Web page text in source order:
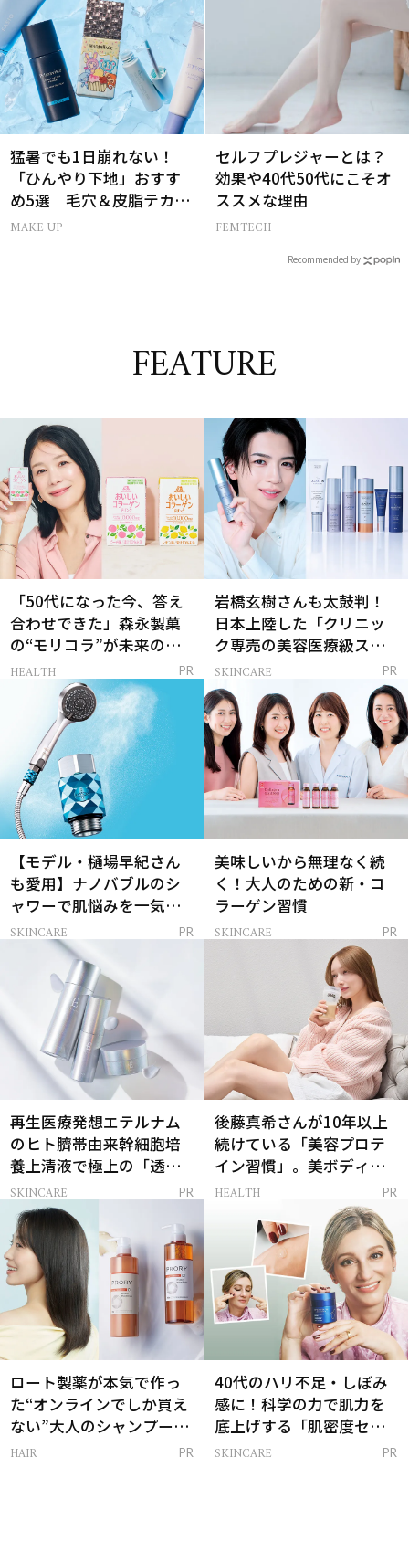
猛暑でも1日崩れない！
「ひんやり下地」おすす
め5選｜毛穴＆皮脂テカリ
対策
MAKE UP
セルフプレジャーとは？
効果や40代50代にこそオ
ススメな理由
FEMTECH
Recommended by
FEATURE
「50代になった今、答え
合わせできた」森永製菓
の“モリコラ”が未来のキ
レイを連れてくる！
HEALTH PR
岩橋玄樹さんも太鼓判！
日本上陸した「クリニッ
ク専売の美容医療級スキ
ンケア」
SKINCARE PR
【モデル・樋場早紀さん
も愛用】ナノバブルのシ
ャワーで肌悩みを一気に
解決
SKINCARE PR
美味しいから無理なく続
く！大人のための新・コ
ラーゲン習慣
SKINCARE PR
再生医療発想エテルナム
のヒト臍帯由来幹細胞培
養上清液で極上の「透明
感ハリ肌」へ
SKINCARE PR
後藤真希さんが10年以上
続けている「美容プロテ
イン習慣」。美ボディを
支える朝ルーティンと
HEALTH PR
ロート製薬が本気で作っ
た“オンラインでしか買え
ない”大人のシャンプー＆
トリートメントって？
HAIR PR
40代のハリ不足・しぼみ
感に！科学の力で肌力を
底上げする「肌密度セラ
ム」
SKINCARE PR